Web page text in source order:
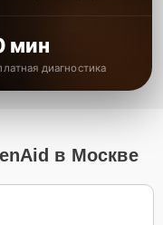
мин
диагностика
в Москве